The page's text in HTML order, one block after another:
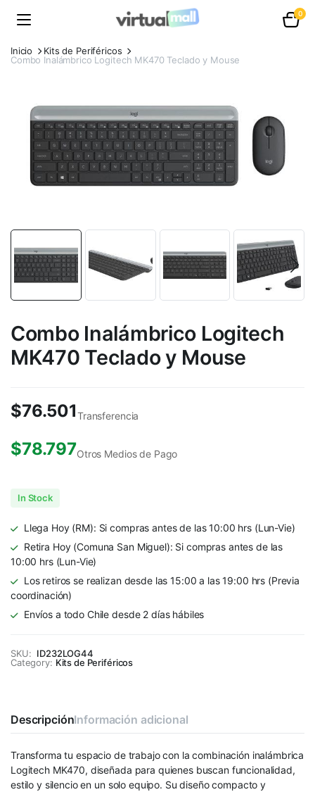
0
Inicio
Kits de Periféricos
Combo Inalámbrico Logitech MK470 Teclado y Mouse
Combo Inalámbrico Logitech
MK470 Teclado y Mouse
$76.501Transferencia
$78.797Otros Medios de Pago
In Stock
Llega Hoy (RM): Si compras antes de las 10:00 hrs (Lun-Vie)
Retira Hoy (Comuna San Miguel): Si compras antes de las
10:00 hrs (Lun-Vie)
Los retiros se realizan desde las 15:00 a las 19:00 hrs (Previa
coordinación)
Envíos a todo Chile desde 2 días hábiles
SKU: ID232LOG44
Category: Kits de Periféricos
DescripciónInformación adicional
Transforma tu espacio de trabajo con la combinación inalámbrica
Logitech MK470, diseñada para quienes buscan funcionalidad,
estilo y silencio en un solo equipo. Su diseño compacto y